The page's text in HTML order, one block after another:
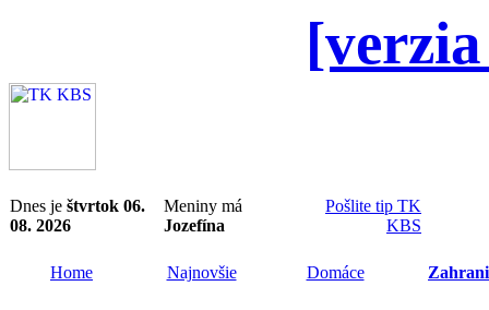
Dnes je štvrtok 06.
08. 2026
Meniny má
Jozefína
Pošlite tip TK
KBS
Home Najnovšie Domáce